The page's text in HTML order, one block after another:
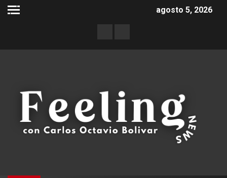
agosto 5, 2026